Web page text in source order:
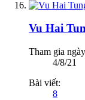
Vu Hai
Tham gia
4/8/21
Bài viết:
8